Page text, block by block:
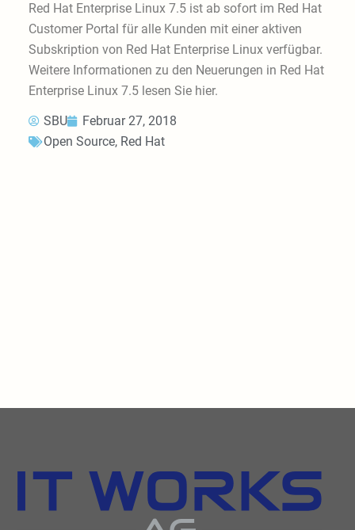
Red Hat Enterprise Linux 7.5 ist ab sofort im Red Hat
Customer Portal für alle Kunden mit einer aktiven
Subskription von Red Hat Enterprise Linux verfügbar.
Weitere Informationen zu den Neuerungen in Red Hat
Enterprise Linux 7.5 lesen Sie hier.
SBU
Februar 27, 2018
Open Source, Red Hat